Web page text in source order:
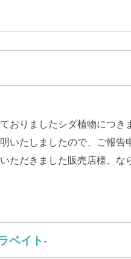
おりましたシダ植物につき
いたしましたので、ご報告
ただきました販売店様、な
ベイト-